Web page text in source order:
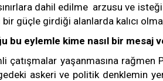
dahil edilme arzusu ve
güçle girdiği alanlarda kalıcı
bu eylemle kime nasıl bir mesaj
çatışmalar yaşanmasına rağmen
askeri ve politik denklemin